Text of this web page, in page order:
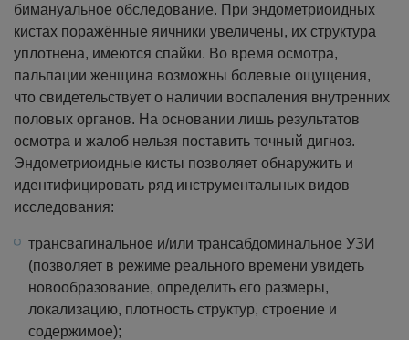
бимануальное обследование. При эндометриоидных
кистах поражённые яичники увеличены, их структура
уплотнена, имеются спайки. Во время осмотра,
пальпации женщина возможны болевые ощущения,
что свидетельствует о наличии воспаления внутренних
половых органов. На основании лишь результатов
осмотра и жалоб нельзя поставить точный дигноз.
Эндометриоидные кисты позволяет обнаружить и
идентифицировать ряд инструментальных видов
исследования:
трансвагинальное и/или трансабдоминальное УЗИ
(позволяет в режиме реального времени увидеть
новообразование, определить его размеры,
локализацию, плотность структур, строение и
содержимое);